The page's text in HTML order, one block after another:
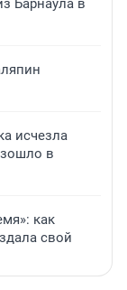
Барнаула в
исчезла
в
как
свой